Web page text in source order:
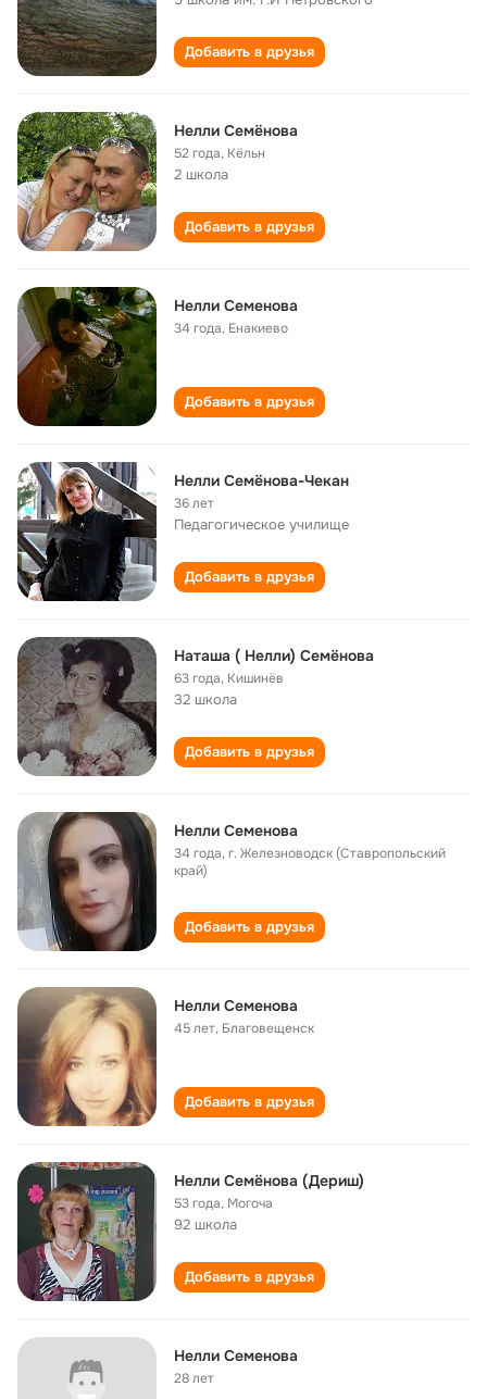
Добавить в друзья
Нелли Семёнова
52 года, Кёльн
2 школа
Добавить в друзья
Нелли Семенова
34 года, Енакиево
Добавить в друзья
Нелли Семёнова-Чекан
36 лет
Педагогическое училище
Добавить в друзья
Наташа ( Нелли) Семёнова
63 года, Кишинёв
32 школа
Добавить в друзья
Нелли Семенова
34 года,г. Железноводск (Ставропольский
край)
Добавить в друзья
Нелли Семенова
45 лет, Благовещенск
Добавить в друзья
Нелли Семёнова (Дериш)
53 года, Могоча
92 школа
Добавить в друзья
Нелли Семенова
28 лет